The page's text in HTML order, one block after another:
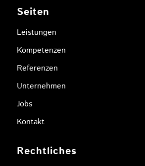
Seiten
Leistungen
Kompetenzen
Referenzen
Unternehmen
Jobs
Kontakt
Rechtliches